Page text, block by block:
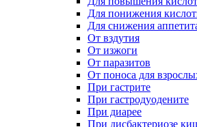
Для понижения
Для снижения
От вздутия
От изжоги
От паразитов
От поноса для
При гастрите
При гастродуодените
При диарее
При дисбактериозе